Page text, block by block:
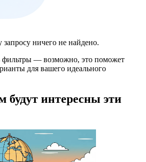
ничего не найдено.
фильтры — возможно, это поможет
для вашего идеального
будут интересны эти